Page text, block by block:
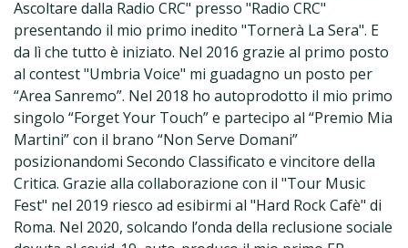
Ascoltare dalla Radio CRC" presso "Radio CRC"
presentando il mio primo inedito "Tornerà La Sera". E
da lì che tutto è iniziato. Nel 2016 grazie al primo posto
al contest "Umbria Voice" mi guadagno un posto per
“Area Sanremo”. Nel 2018 ho autoprodotto il mio primo
singolo “Forget Your Touch” e partecipo al “Premio Mia
Martini” con il brano “Non Serve Domani”
posizionandomi Secondo Classificato e vincitore della
Critica. Grazie alla collaborazione con il "Tour Music
Fest" nel 2019 riesco ad esibirmi al "Hard Rock Cafè" di
Roma. Nel 2020, solcando l’onda della reclusione sociale